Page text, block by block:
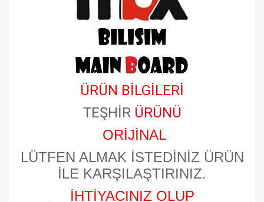
ÜRÜN BİLGİLERİ
TEŞHİR ÜRÜNÜ
ORİJİNAL
LÜTFEN ALMAK İSTEDİNİZ ÜRÜN
İLE KARŞILAŞTIRINIZ.
İHTİYACINIZ OLUP